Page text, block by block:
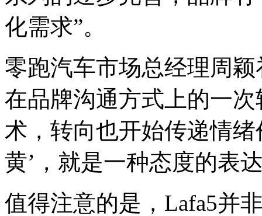
化需求”。
零跑汽车市场总经理周
在品牌沟通方式上的一
术，转向也开始传递情
黄’，就是一种态度的表
值得注意的是，Lafa5并